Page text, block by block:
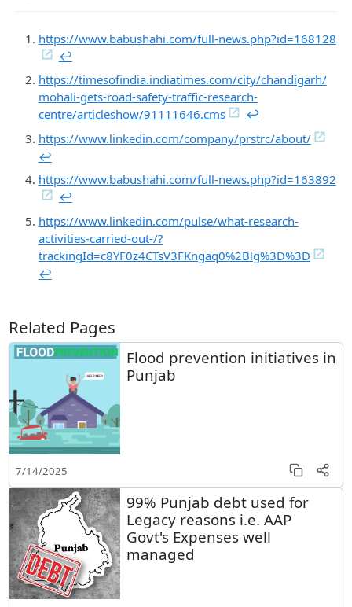
https://www.babushahi.com/full-news.php?id=168128
↩︎
https://timesofindia.indiatimes.com/city/chandigarh/
mohali-gets-road-safety-traffic-research-
centre/articleshow/91111646.cms
↩︎
https://www.linkedin.com/company/prstrc/about/
↩︎
https://www.babushahi.com/full-news.php?id=163892
↩︎
https://www.linkedin.com/pulse/what-research-
activities-carried-out-/?
trackingId=c8YF0z4CTsV3FKngaq0%2Blg%3D%3D
↩︎
Related Pages
Flood prevention initiatives in
Punjab
7/14/2025
99% Punjab debt used for
Legacy reasons i.e. AAP
Govt's Expenses well
managed